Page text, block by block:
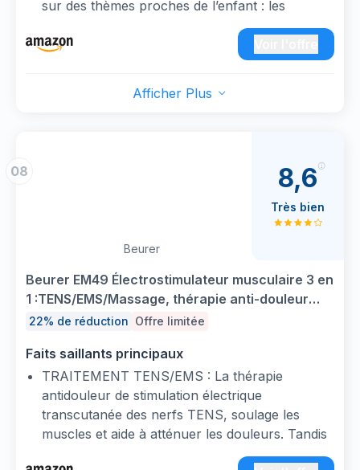
sur des thèmes proches de l’enfant : les
couleurs, les formes, les animaux, la nature,
les véhicules…
Contenu : 8 grandes planches illustrées recto
Baby Electro Mon imagier - . Age : 2-3 ans
Afficher Plus
08
Beurer
Beurer EM49 Électrostimulateur musculaire 3 en
1 :TENS/EMS/Massage, thérapie anti-douleur
TENS, stimulation électrique des muscles EMS,
emporter
22% de réduction Offre limitée
Faits saillants principaux
TRAITEMENT TENS/EMS : La thérapie
antidouleur de stimulation électrique
transcutanée des nerfs TENS, soulage les
muscles et aide à atténuer les douleurs. Tandis
que l’électrothérapie EMS est idéale pour la
8,6
Très bien